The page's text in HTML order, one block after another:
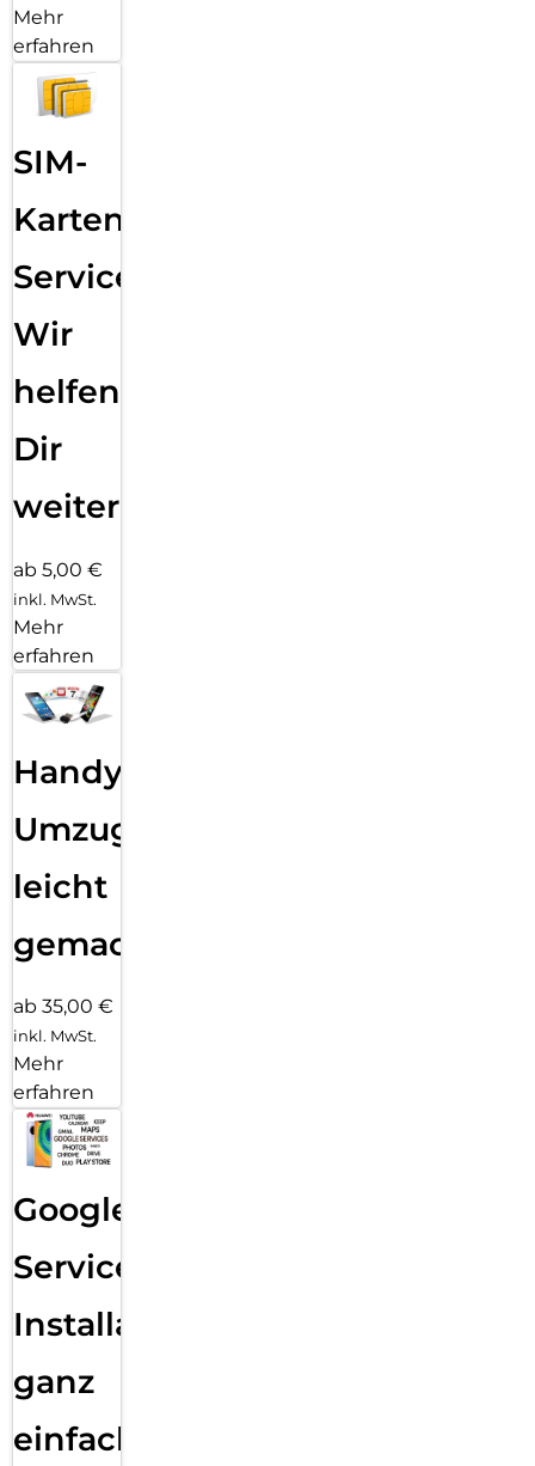
Mehr
erfahren
SIM-
Karten
Service:
Wir
helfen
Dir
weiter
ab 5,00 €
inkl. MwSt.
Mehr
erfahren
Handy
Umzug
leicht
gemacht!
ab 35,00 €
inkl. MwSt.
Mehr
erfahren
Google
Services
Installation
ganz
einfach